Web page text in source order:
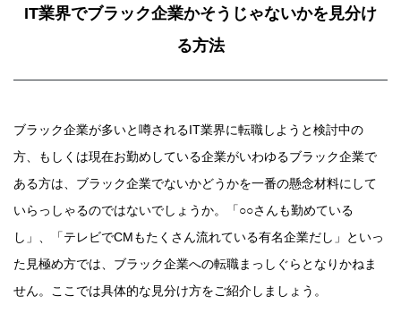
IT業界でブラック企業かそうじゃないかを見分け
る方法
ブラック企業が多いと噂されるIT業界に転職しようと検討中の
方、もしくは現在お勤めしている企業がいわゆるブラック企業で
ある方は、ブラック企業でないかどうかを一番の懸念材料にして
いらっしゃるのではないでしょうか。「○○さんも勤めている
し」、「テレビでCMもたくさん流れている有名企業だし」といっ
た見極め方では、ブラック企業への転職まっしぐらとなりかねま
せん。ここでは具体的な見分け方をご紹介しましょう。